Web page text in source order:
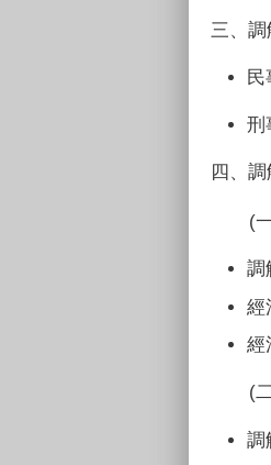
三、調
民
刑
四、
(
調
經
經
(二
調